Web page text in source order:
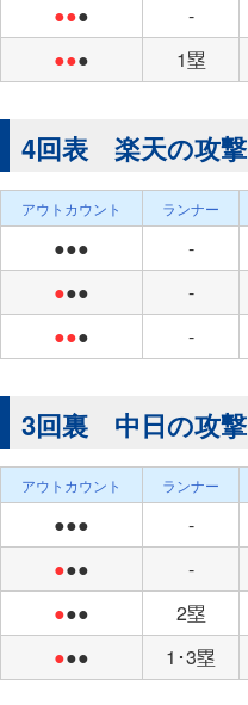
●●● -
●●● 1塁
4回表 楽天の攻撃
アウトカウント ランナー
●●● -
●●● -
●●● -
3回裏 中日の攻撃
アウトカウント ランナー
●●● -
●●● -
●●● 2塁
●●● 1･3塁